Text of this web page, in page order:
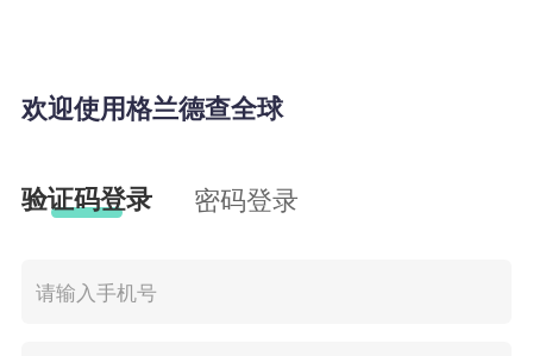
欢迎使用格兰德查全球
验证码登录 密码登录